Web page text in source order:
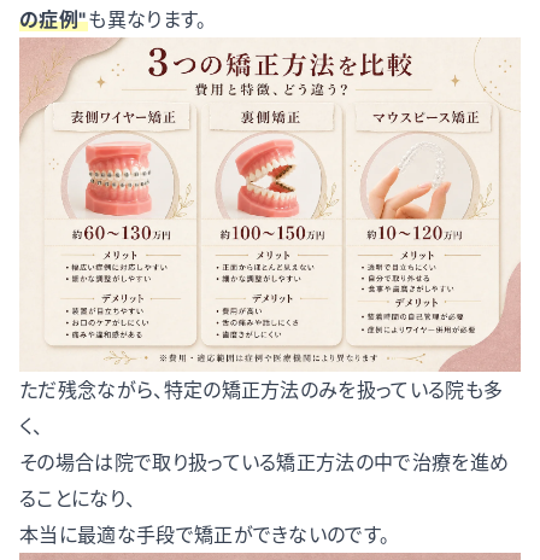
の症例"も異なります。
ただ残念ながら、特定の矯正方法のみを扱っている院も多
く、
その場合は院で取り扱っている矯正方法の中で治療を進め
ることになり、
本当に最適な手段で矯正ができないのです。